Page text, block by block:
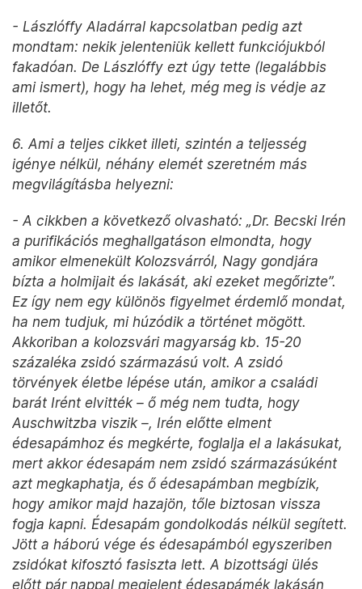
- Lászlóffy Aladárral kapcsolatban pedig azt
mondtam: nekik jelenteniük kellett funkciójukból
fakadóan. De Lászlóffy ezt úgy tette (legalábbis
ami ismert), hogy ha lehet, még meg is védje az
illetőt.
6. Ami a teljes cikket illeti, szintén a teljesség
igénye nélkül, néhány elemét szeretném más
megvilágításba helyezni:
- A cikkben a következő olvasható: „Dr. Becski Irén
a purifikációs meghallgatáson elmondta, hogy
amikor elmenekült Kolozsvárról, Nagy gondjára
bízta a holmijait és lakását, aki ezeket megőrizte”.
Ez így nem egy különös figyelmet érdemlő mondat,
ha nem tudjuk, mi húzódik a történet mögött.
Akkoriban a kolozsvári magyarság kb. 15-20
százaléka zsidó származású volt. A zsidó
törvények életbe lépése után, amikor a családi
barát Irént elvitték – ő még nem tudta, hogy
Auschwitzba viszik –, Irén előtte elment
édesapámhoz és megkérte, foglalja el a lakásukat,
mert akkor édesapám nem zsidó származásúként
azt megkaphatja, és ő édesapámban megbízik,
hogy amikor majd hazajön, tőle biztosan vissza
fogja kapni. Édesapám gondolkodás nélkül segített.
Jött a háború vége és édesapámból egyszeriben
zsidókat kifosztó fasiszta lett. A bizottsági ülés
előtt pár nappal megjelent édesapámék lakásán